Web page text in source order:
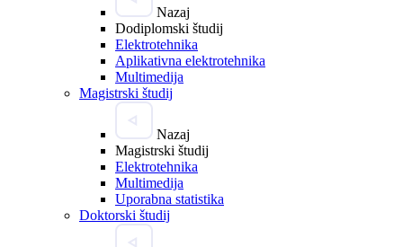
Nazaj
Dodiplomski študij
Elektrotehnika
Aplikativna elektrotehnika
Multimedija
Magistrski študij
Nazaj
Magistrski študij
Elektrotehnika
Multimedija
Uporabna statistika
Doktorski študij